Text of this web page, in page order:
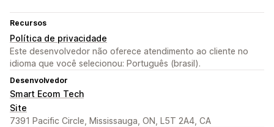
Recursos
Política de privacidade
Este desenvolvedor não oferece atendimento ao cliente no
idioma que você selecionou: Português (brasil).
Desenvolvedor
Smart Ecom Tech
Site
7391 Pacific Circle, Mississauga, ON, L5T 2A4, CA